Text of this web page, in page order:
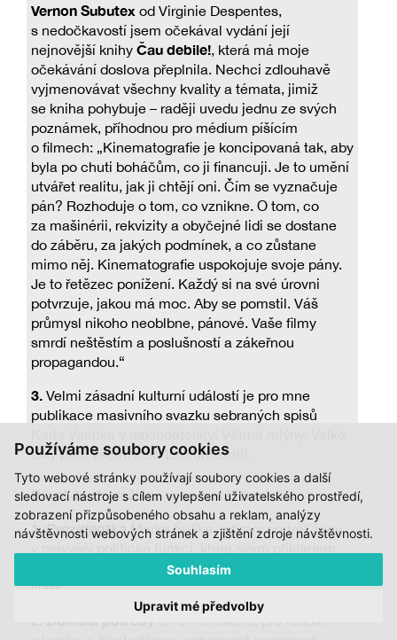
Používáme soubory cookies
Tyto webové stránky používají soubory cookies a další
sledovací nástroje s cílem vylepšení uživatelského prostředí,
zobrazení přizpůsobeného obsahu a reklam, analýzy
návštěvnosti webových stránek a zjištění zdroje návštěvnosti.
Souhlasím
Upravit mé předvolby
Vernon Subutex od Virginie Despentes,
s nedočkavostí jsem očekával vydání její
nejnovější knihy Čau debile!, která má moje
očekávání doslova přeplnila. Nechci zdlouhavě
vyjmenovávat všechny kvality a témata, jimiž
se kniha pohybuje – raději uvedu jednu ze svých
poznámek, příhodnou pro médium píšícím
o filmech: „Kinematografie je koncipovaná tak, aby
byla po chuti boháčům, co ji financuji. Je to umění
utvářet realitu, jak ji chtějí oni. Čím se vyznačuje
pán? Rozhoduje o tom, co vznikne. O tom, co
za mašinérii, rekvizity a obyčejné lidi se dostane
do záběru, za jakých podmínek, a co zůstane
mimo něj. Kinematografie uspokojuje svoje pány.
Je to řetězec ponížení. Každý si na své úrovni
potvrzuje, jakou má moc. Aby se pomstil. Váš
průmysl nikoho neoblbne, pánové. Vaše filmy
smrdí neštěstím a poslušností a zákeřnou
propagandou.“
3. Velmi zásadní kulturní událostí je pro mne
publikace masivního svazku sebraných spisů
díky patří všem, kteří toto umožnili.
Pavel Jurda, režisér, scenárista, dramatik
1. Prezidentka Marka Šulíka, intimní portrét ženy
vyzývá k tomu, aby politici byli především lepšími
lidmi.